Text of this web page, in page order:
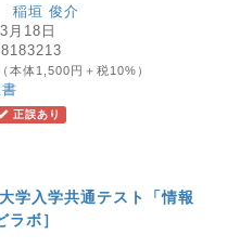
稲垣 俊介
月18日
（本体1,500円＋税10%）
正誤あり
学入学共通テスト「情報
ラボ］